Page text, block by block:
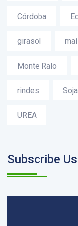
Córdoba
girasol
Monte Ralo
rindes Soja
UREA
Subscribe Us